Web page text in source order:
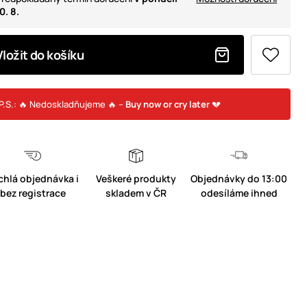
8.
do košíku
🔥 Nedoskladňujeme 🔥 – Buy now or cry later💔
objednávka i
bez registrace
Veškeré produkty
skladem v ČR
Objednávky do 13:00
odesíláme ihned